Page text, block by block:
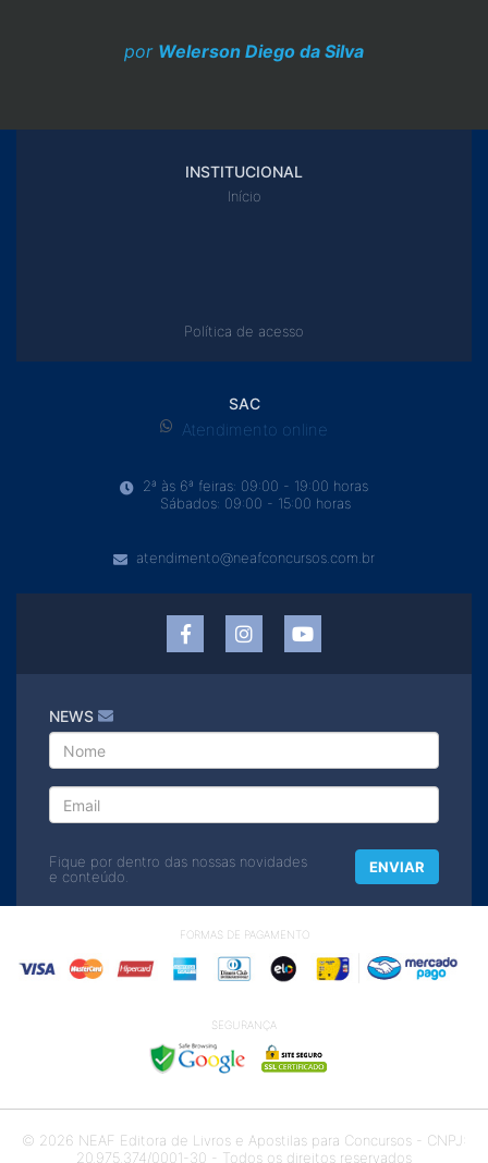
por Welerson Diego da Silva
INSTITUCIONAL
Início
Política de acesso
SAC
Atendimento online
2ª às 6ª feiras: 09:00 - 19:00 horas
Sábados: 09:00 - 15:00 horas
atendimento@neafconcursos.com.br
NEWS
Fique por dentro das nossas novidades
e conteúdo.
ENVIAR
FORMAS DE PAGAMENTO
SEGURANÇA
© 2026 NEAF Editora de Livros e Apostilas para Concursos - CNPJ:
20.975.374/0001-30 - Todos os direitos reservados